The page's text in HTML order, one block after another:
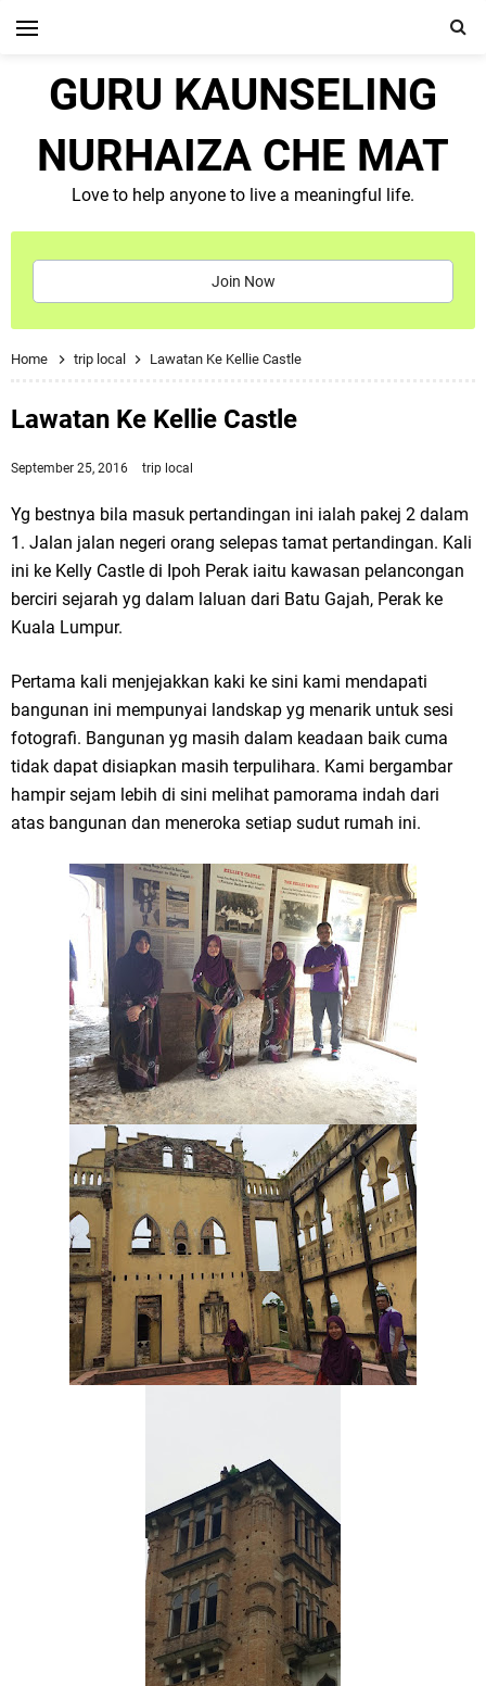
GURU KAUNSELING
NURHAIZA CHE MAT
Love to help anyone to live a meaningful life.
Join Now
Home trip local Lawatan Ke Kellie Castle
Lawatan Ke Kellie Castle
September 25, 2016 trip local
Yg bestnya bila masuk pertandingan ini ialah pakej 2 dalam
1. Jalan jalan negeri orang selepas tamat pertandingan. Kali
ini ke Kelly Castle di Ipoh Perak iaitu kawasan pelancongan
berciri sejarah yg dalam laluan dari Batu Gajah, Perak ke
Kuala Lumpur.
Pertama kali menjejakkan kaki ke sini kami mendapati
bangunan ini mempunyai landskap yg menarik untuk sesi
fotografi. Bangunan yg masih dalam keadaan baik cuma
tidak dapat disiapkan masih terpulihara. Kami bergambar
hampir sejam lebih di sini melihat pamorama indah dari
atas bangunan dan meneroka setiap sudut rumah ini.